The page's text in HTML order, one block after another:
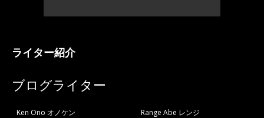
ライター紹介
ブログライター
Ken Ono オノケン Range Abe レンジ